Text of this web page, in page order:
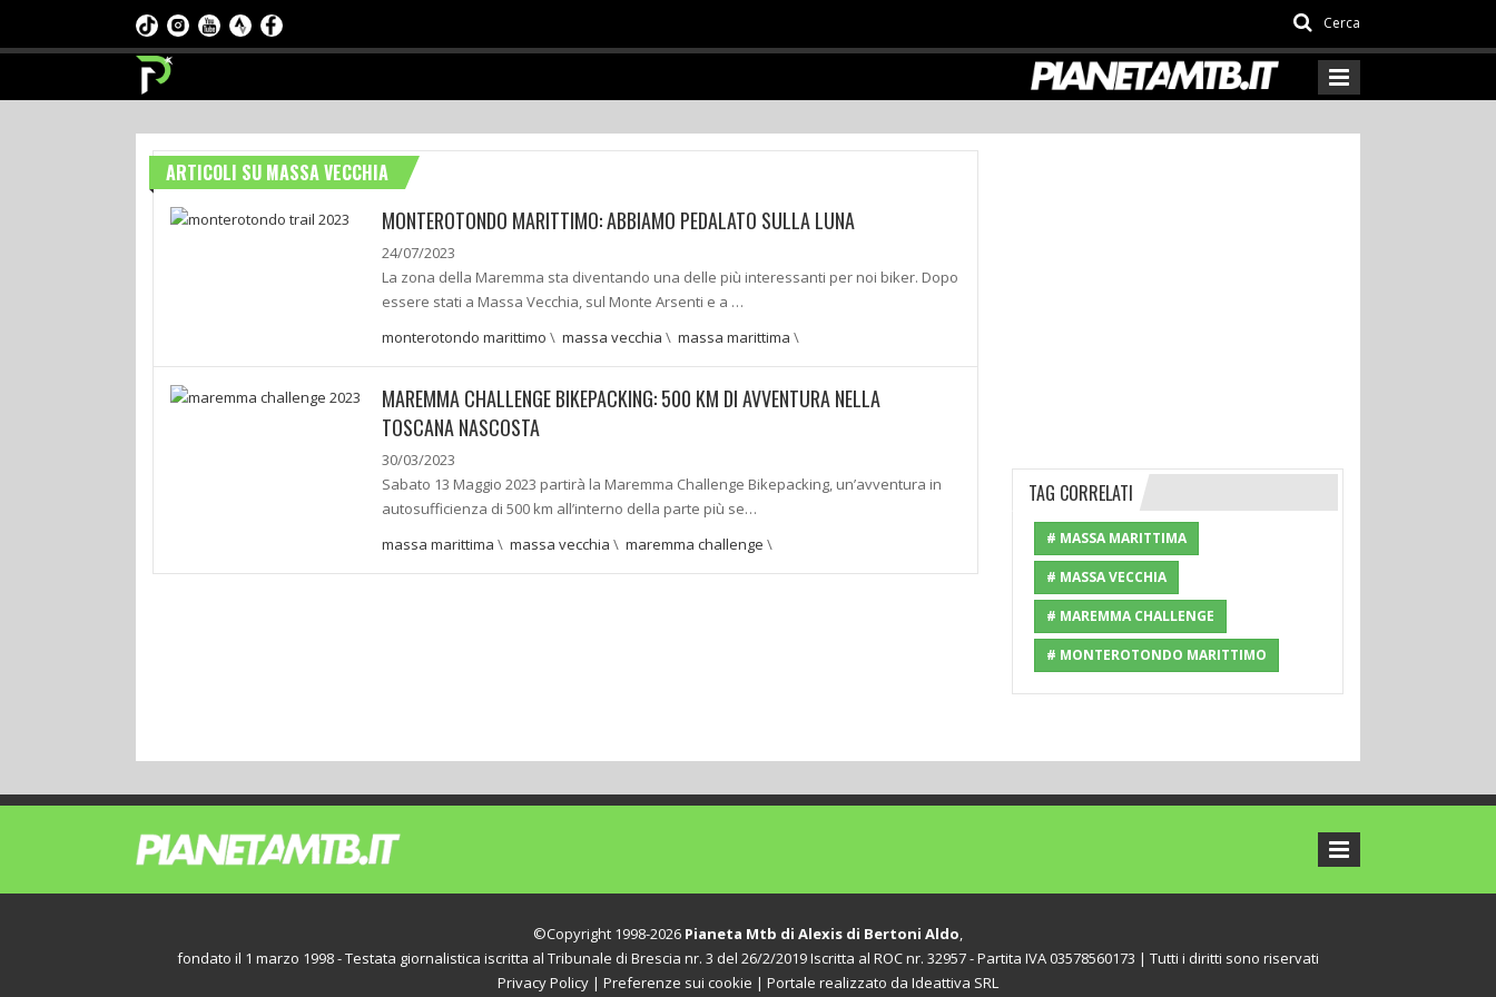
Cerca
ARTICOLI SU MASSA VECCHIA
MONTEROTONDO MARITTIMO: ABBIAMO PEDALATO SULLA LUNA
24/07/2023
La zona della Maremma sta diventando una delle più interessanti per noi biker. Dopo
essere stati a Massa Vecchia, sul Monte Arsenti e a …
monterotondo marittimo \ massa vecchia \ massa marittima \
MAREMMA CHALLENGE BIKEPACKING: 500 KM DI AVVENTURA NELLA
TOSCANA NASCOSTA
30/03/2023
Sabato 13 Maggio 2023 partirà la Maremma Challenge Bikepacking, un’avventura in
autosufficienza di 500 km all’interno della parte più se…
massa marittima \ massa vecchia \ maremma challenge \
TAG CORRELATI
# MASSA MARITTIMA
# MASSA VECCHIA
# MAREMMA CHALLENGE
# MONTEROTONDO MARITTIMO
©Copyright 1998-2026 Pianeta Mtb di Alexis di Bertoni Aldo
fondato il 1 marzo 1998 - Testata giornalistica iscritta al Tribunale di Brescia nr. 3 del 26/2/2019 Iscritta al ROC nr. 32957 - Partita IVA 03578560173 | Tutti i diritti sono riservati
Privacy Policy | Preferenze sui cookie | Portale realizzato da Ideattiva SRL